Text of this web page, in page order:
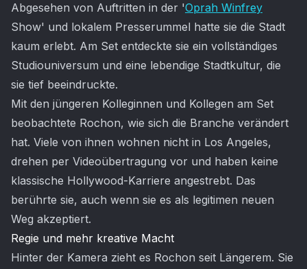
Abgesehen von Auftritten in der 'Oprah Winfrey
Show' und lokalem Presserummel hatte sie die Stadt
kaum erlebt. Am Set entdeckte sie ein vollständiges
Studiouniversum und eine lebendige Stadtkultur, die
sie tief beeindruckte.
Mit den jüngeren Kolleginnen und Kollegen am Set
beobachtete Rochon, wie sich die Branche verändert
hat. Viele von ihnen wohnen nicht in Los Angeles,
drehen per Videoübertragung vor und haben keine
klassische Hollywood-Karriere angestrebt. Das
berührte sie, auch wenn sie es als legitimen neuen
Weg akzeptiert.
Regie und mehr kreative Macht
Hinter der Kamera zieht es Rochon seit Längerem. Sie